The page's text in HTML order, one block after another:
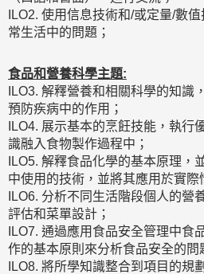
ILO2. 使用信息技術和/或定量/數
常生活中的問題；
食品和營養科學主題:
ILO3. 解釋營養和相關科學的知識
預防疾病中的作用；
ILO4. 展示基本的烹飪技能，執行
識融入食物製作過程中；
ILO5. 解釋食品化學的基本原理，
中使用的技術，並將其應用於實際
ILO6. 分析不同生活階段個人的營
評估和菜單設計；
ILO7. 通過應用食品安全管理中食
作的基本原則來分析食品安全的問
ILO8. 將所學知識整合到項目的規